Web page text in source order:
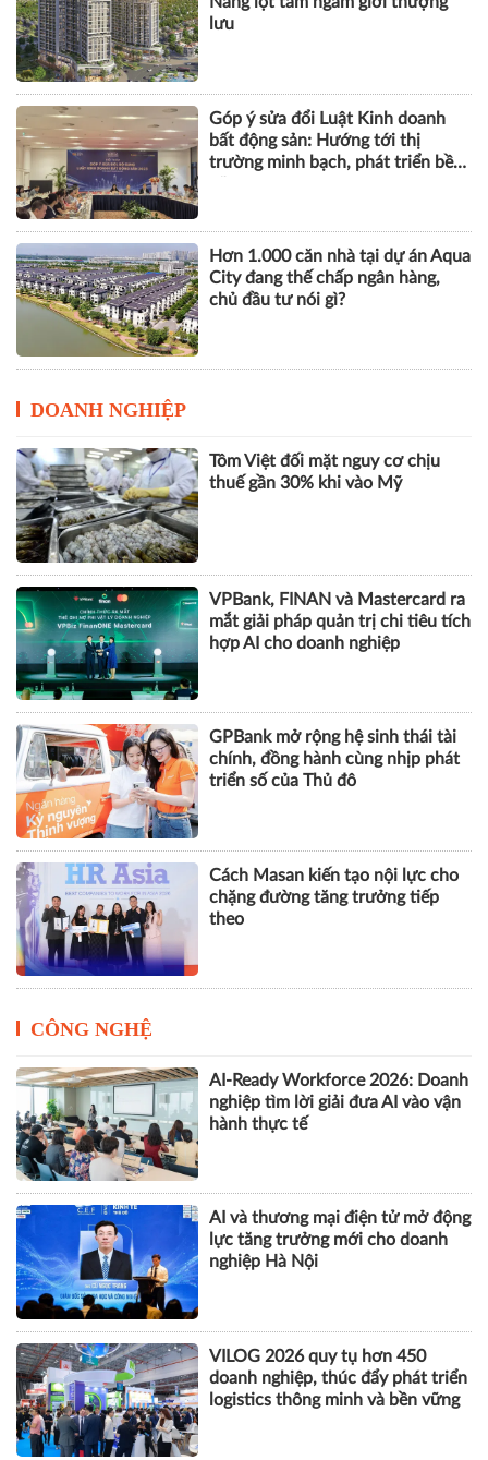
lưu
Góp ý sửa đổi Luật Kinh doanh
bất động sản: Hướng tới thị
trường minh bạch, phát triển bền
Hơn 1.000 căn nhà tại dự án Aqua
City đang thế chấp ngân hàng,
chủ đầu tư nói gì?
DOANH NGHIỆP
Tôm Việt đối mặt nguy cơ chịu
thuế gần 30% khi vào Mỹ
VPBank, FINAN và Mastercard ra
mắt giải pháp quản trị chi tiêu tích
hợp AI cho doanh nghiệp
GPBank mở rộng hệ sinh thái tài
chính, đồng hành cùng nhịp phát
triển số của Thủ đô
Cách Masan kiến tạo nội lực cho
chặng đường tăng trưởng tiếp
theo
CÔNG NGHỆ
AI-Ready Workforce 2026: Doanh
nghiệp tìm lời giải đưa AI vào vận
hành thực tế
AI và thương mại điện tử mở động
lực tăng trưởng mới cho doanh
nghiệp Hà Nội
VILOG 2026 quy tụ hơn 450
doanh nghiệp, thúc đẩy phát triển
logistics thông minh và bền vững